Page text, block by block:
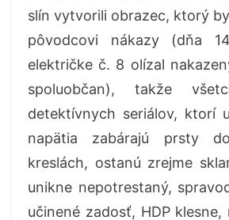
slín vytvorili obrazec, ktorý
pôvodcovi nákazy (dňa
električke č. 8 olízal
spoluobčan), takže
detektívnych seriálov, ktorí
napätia zabárajú prsty
kreslách, ostanú zrejme
unikne nepotrestaný,
učinené zadosť, HDP klesne,